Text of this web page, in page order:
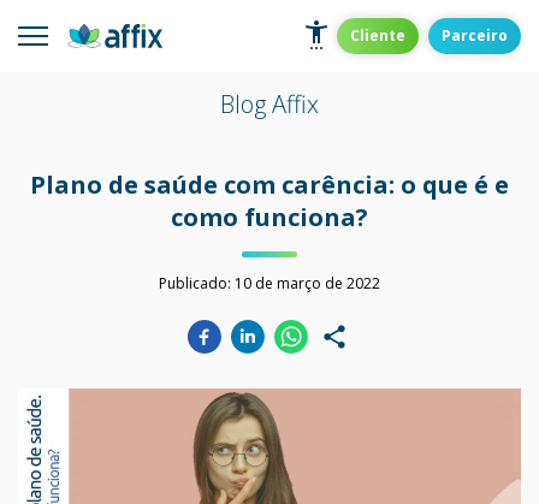
content
Affix
Administradora de Benefícios Cliente Parceiro
Blog Affix
Plano de saúde com carência: o que é e
como funciona?
Publicado: 10 de março de 2022